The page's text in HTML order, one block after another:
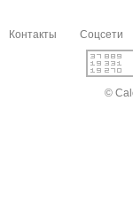
Контакты Соцсети
©